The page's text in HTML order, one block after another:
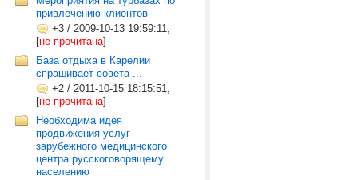
привлечению клиентов
+3 / 2009-10-13 19:59:11,
[не прочитана]
База отдыха в Карелии
спрашивает совета ...
+2 / 2011-10-15 18:15:51,
[не прочитана]
Необходима идея
продвижения услуг
зарубежного медицинского
центра русскоговорящему
населению